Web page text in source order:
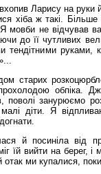
Ларису на руки
хіба ж такі.
не відчував
до її чутливих
тендітними руками,
старих
обпіка.
поволі занурюємо
діти. Я
й посиніла від
їй вийти на берег,
ми купалися,